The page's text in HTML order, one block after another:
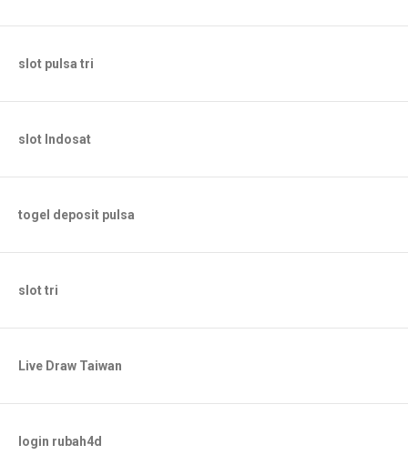
slot pulsa tri
slot Indosat
togel deposit pulsa
slot tri
Live Draw Taiwan
login rubah4d